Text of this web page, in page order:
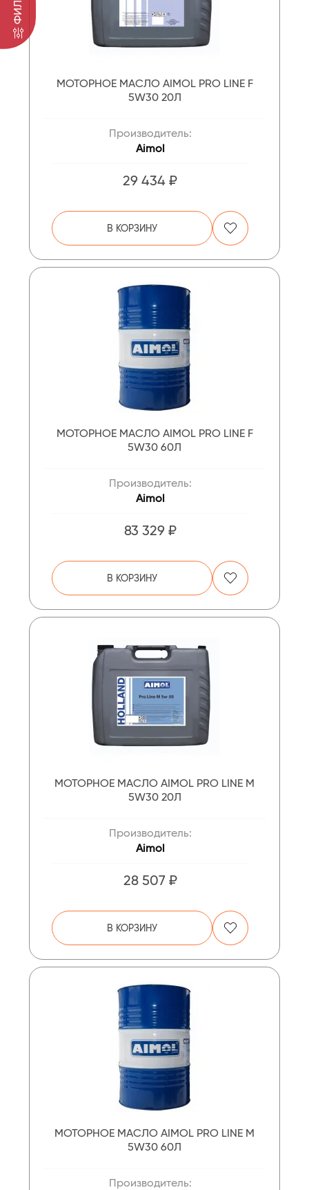
МОТОРНОЕ МАСЛО AIMOL PRO LINE F
5W30 20Л
Производитель:
Aimol
29 434 ₽
В КОРЗИНУ
МОТОРНОЕ МАСЛО AIMOL PRO LINE F
5W30 60Л
Производитель:
Aimol
83 329 ₽
В КОРЗИНУ
МОТОРНОЕ МАСЛО AIMOL PRO LINE M
5W30 20Л
Производитель:
Aimol
28 507 ₽
В КОРЗИНУ
МОТОРНОЕ МАСЛО AIMOL PRO LINE M
5W30 60Л
Производитель: